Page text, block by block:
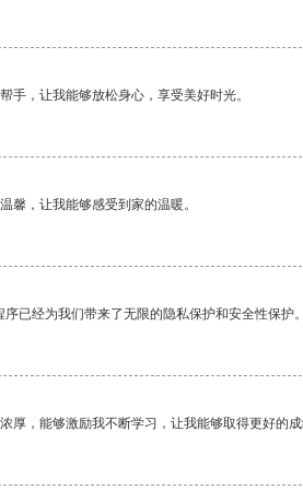
手，让我能够放松身心，享受美好时光。
馨，让我能够感受到家的温暖。
序已经为我们带来了无限的隐私保护和安全性保护
厚，能够激励我不断学习，让我能够取得更好的